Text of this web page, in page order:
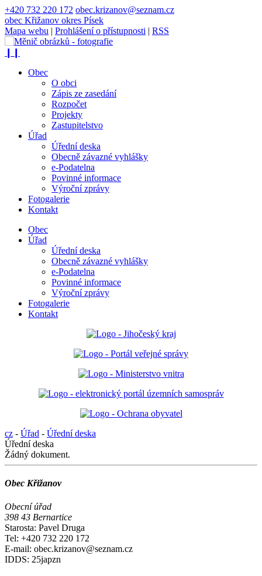
+420 732 220 172 obec.krizanov@seznam.cz
obec Křižanov okres Písek
Mapa webu | Prohlášení o přístupnosti | RSS
Obec
O obci
Zápis ze zasedání
Rozpočet
Projekty
Zastupitelstvo
Úřad
Úřední deska
Obecně závazné vyhlášky
e-Podatelna
Povinné informace
Výroční zprávy
Fotogalerie
Kontakt
Obec
Úřad
Úřední deska
Obecně závazné vyhlášky
e-Podatelna
Povinné informace
Výroční zprávy
Fotogalerie
Kontakt
cz - Úřad - Úřední deska
Úřední deska
Žádný dokument.
Obec Křižanov
Obecní úřad
398 43 Bernartice
Starosta: Pavel Druga
Tel: +420 732 220 172
E-mail: obec.krizanov@seznam.cz
IDDS: 25japzn